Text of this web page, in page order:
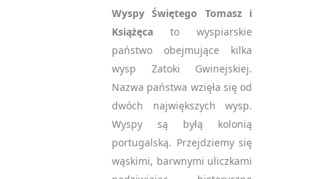
Wyspy Świętego Tomasz i
Książęca to wyspiarskie
państwo obejmujące kilka
wysp Zatoki Gwinejskiej.
Nazwa państwa wzięła się od
dwóch największych wysp.
Wyspy są byłą kolonią
portugalską. Przejdziemy się
wąskimi, barwnymi uliczkami